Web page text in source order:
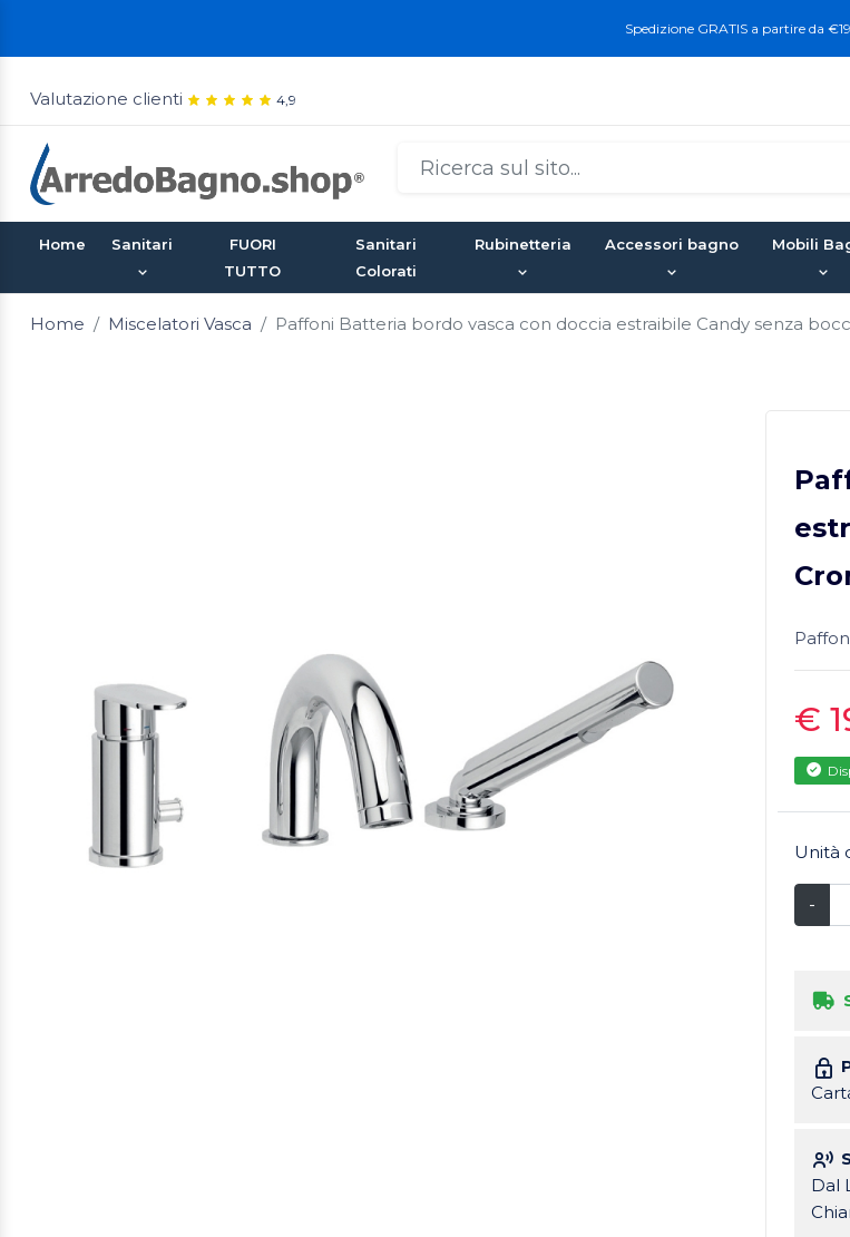
Spedizione GRATIS a partire da
Valutazione clienti 4,9
Home Sanitari
FUORI
TUTTO
Sanitari
Colorati
Rubinetteria Accessori bagno Mobili
Home Miscelatori Vasca Paffoni Batteria bordo vasca con doccia estraibile Candy senza
€
Unità
-
Dal